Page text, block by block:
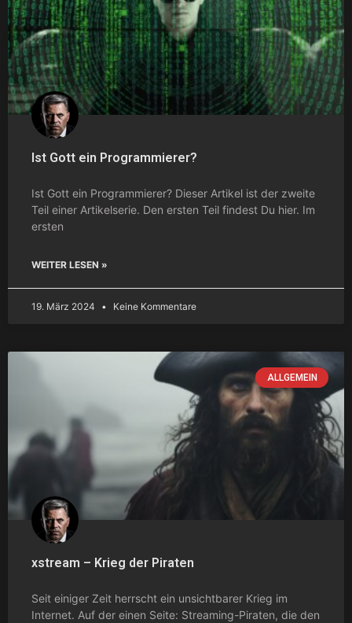
Ist Gott ein Programmierer?
Ist Gott ein Programmierer? Dieser Artikel ist der zweite
Teil einer Artikelserie. Den ersten Teil findest Du hier. Im
ersten
WEITER LESEN »
19. März 2024 Keine Kommentare
ALLGEMEIN
xstream – Krieg der Piraten
Seit einiger Zeit herrscht ein unsichtbarer Krieg im
Internet. Auf der einen Seite: Streaming-Piraten, die den